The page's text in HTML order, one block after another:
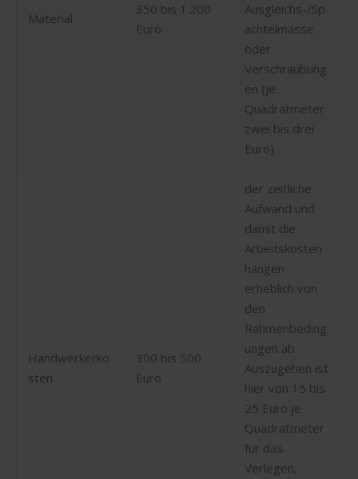
Material
350 bis 1.200
Euro
Ausgleichs-/Sp
achtelmasse
oder
Verschraubung
en (je
Quadratmeter
zwei bis drei
Euro)
Handwerkerko
sten
300 bis 500
Euro
der zeitliche
Aufwand und
damit die
Arbeitskosten
hängen
erheblich von
den
Rahmenbeding
ungen ab.
Auszugehen ist
hier von 15 bis
25 Euro je
Quadratmeter
für das
Verlegen,